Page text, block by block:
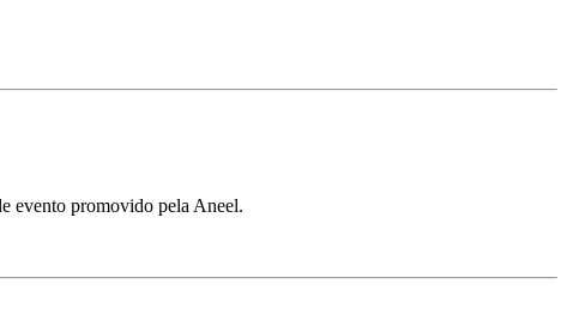
evento promovido pela Aneel.